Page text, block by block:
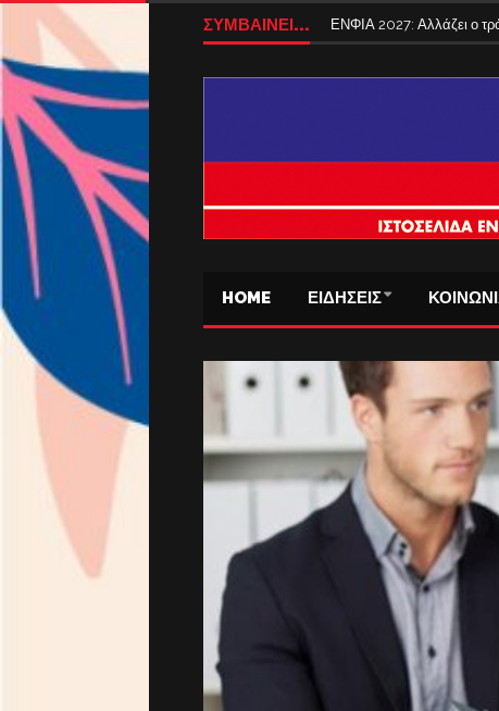
ΣΥΜΒΑΙΝΕΙ... ΕΝΦΙΑ 2027: Αλλάζει ο
HOME ΕΙΔΗΣΕΙΣ